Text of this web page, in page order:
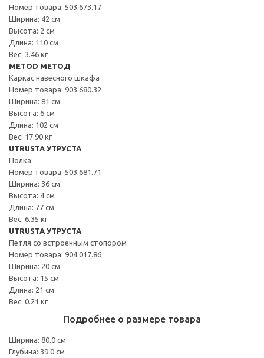
Номер товара: 503.673.17
Ширина: 42 см
Высота: 2 см
Длина: 110 см
Вес: 3.46 кг
METOD МЕТОД
Каркас навесного шкафа
Номер товара: 903.680.32
Ширина: 81 см
Высота: 6 см
Длина: 102 см
Вес: 17.90 кг
UTRUSTA УТРУСТА
Полка
Номер товара: 503.681.71
Ширина: 36 см
Высота: 4 см
Длина: 77 см
Вес: 6.35 кг
UTRUSTA УТРУСТА
Петля со встроенным стопором
Номер товара: 904.017.86
Ширина: 20 см
Высота: 15 см
Длина: 21 см
Вес: 0.21 кг
Подробнее о размере товара
Ширина: 80.0 см
Глубина: 39.0 см